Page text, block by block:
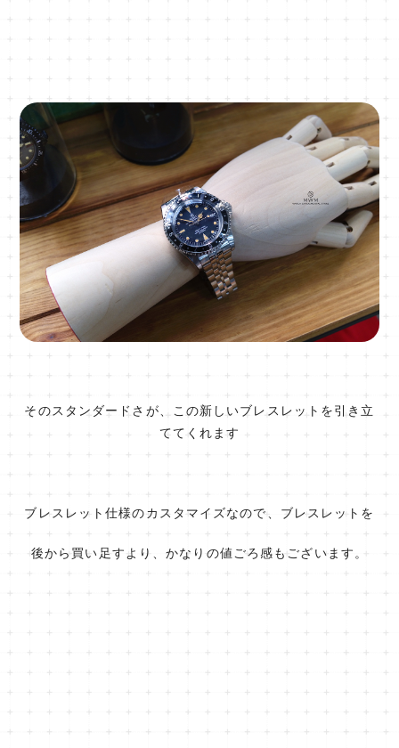
そのスタンダードさが、この新しいブレスレットを引き立
ててくれます
ブレスレット仕様のカスタマイズなので、ブレスレットを
後から買い足すより、かなりの値ごろ感もございます。